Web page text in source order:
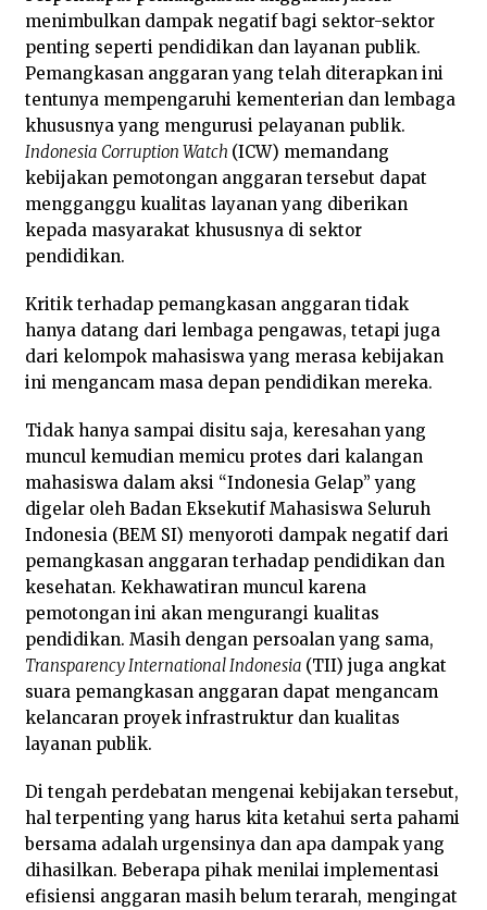
menimbulkan dampak negatif bagi sektor-sektor
penting seperti pendidikan dan layanan publik.
Pemangkasan anggaran yang telah diterapkan ini
tentunya mempengaruhi kementerian dan lembaga
khususnya yang mengurusi pelayanan publik.
Indonesia Corruption Watch (ICW) memandang
kebijakan pemotongan anggaran tersebut dapat
mengganggu kualitas layanan yang diberikan
kepada masyarakat khususnya di sektor
pendidikan.
Kritik terhadap pemangkasan anggaran tidak
hanya datang dari lembaga pengawas, tetapi juga
dari kelompok mahasiswa yang merasa kebijakan
ini mengancam masa depan pendidikan mereka.
Tidak hanya sampai disitu saja, keresahan yang
muncul kemudian memicu protes dari kalangan
mahasiswa dalam aksi “Indonesia Gelap” yang
digelar oleh Badan Eksekutif Mahasiswa Seluruh
Indonesia (BEM SI) menyoroti dampak negatif dari
pemangkasan anggaran terhadap pendidikan dan
kesehatan. Kekhawatiran muncul karena
pemotongan ini akan mengurangi kualitas
pendidikan. Masih dengan persoalan yang sama,
Transparency International Indonesia (TII) juga angkat
suara pemangkasan anggaran dapat mengancam
kelancaran proyek infrastruktur dan kualitas
layanan publik.
Di tengah perdebatan mengenai kebijakan tersebut,
hal terpenting yang harus kita ketahui serta pahami
bersama adalah urgensinya dan apa dampak yang
dihasilkan. Beberapa pihak menilai implementasi
efisiensi anggaran masih belum terarah, mengingat